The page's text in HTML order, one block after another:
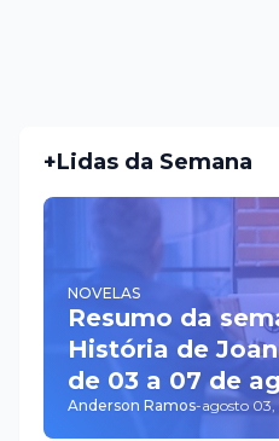
+Lidas da Semana
NOVELAS
Resumo da
História de
de 03 a 07 de
Anderson Ramos-agosto